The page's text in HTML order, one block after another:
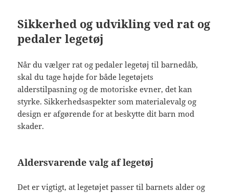
Sikkerhed og udvikling ved rat og
pedaler legetøj
Når du vælger rat og pedaler legetøj til barnedåb,
skal du tage højde for både legetøjets
alderstilpasning og de motoriske evner, det kan
styrke. Sikkerhedsaspekter som materialevalg og
design er afgørende for at beskytte dit barn mod
skader.
Aldersvarende valg af legetøj
Det er vigtigt, at legetøjet passer til barnets alder og